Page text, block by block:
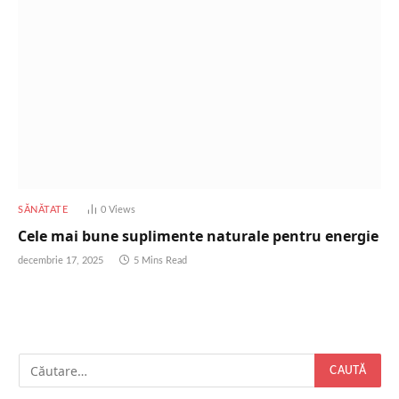
SĂNĂTATE 0Views
Cele mai bune suplimente naturale pentru energie
decembrie 17, 2025 5 Mins Read